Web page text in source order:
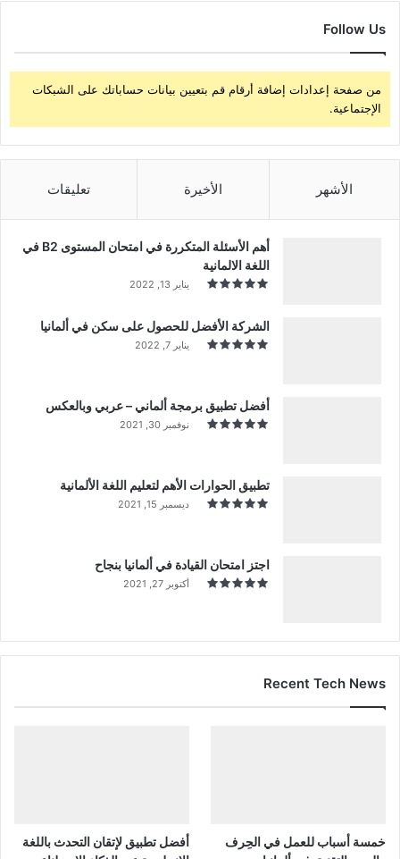
Follow Us
من صفحة إعدادات إضافة أرقام قم بتعيين بيانات حساباتك على الشبكات
الإجتماعية.
الأشهر الأخيرة تعليقات
أهم الأسئلة المتكررة في امتحان المستوى B2 في
اللغة الالمانية
يناير 13, 2022
الشركة الأفضل للحصول على سكن في ألمانيا
يناير 7, 2022
أفضل تطبيق برمجة ألماني – عربي وبالعكس
نوفمبر 30, 2021
تطبيق الحوارات الأهم لتعليم اللغة الألمانية
ديسمبر 15, 2021
اجتز امتحان القيادة في ألمانيا بنجاح
أكتوبر 27, 2021
Recent Tech News
خمسة أسباب للعمل في الحِرف
أفضل تطبيق لإتقان التحدث باللغة